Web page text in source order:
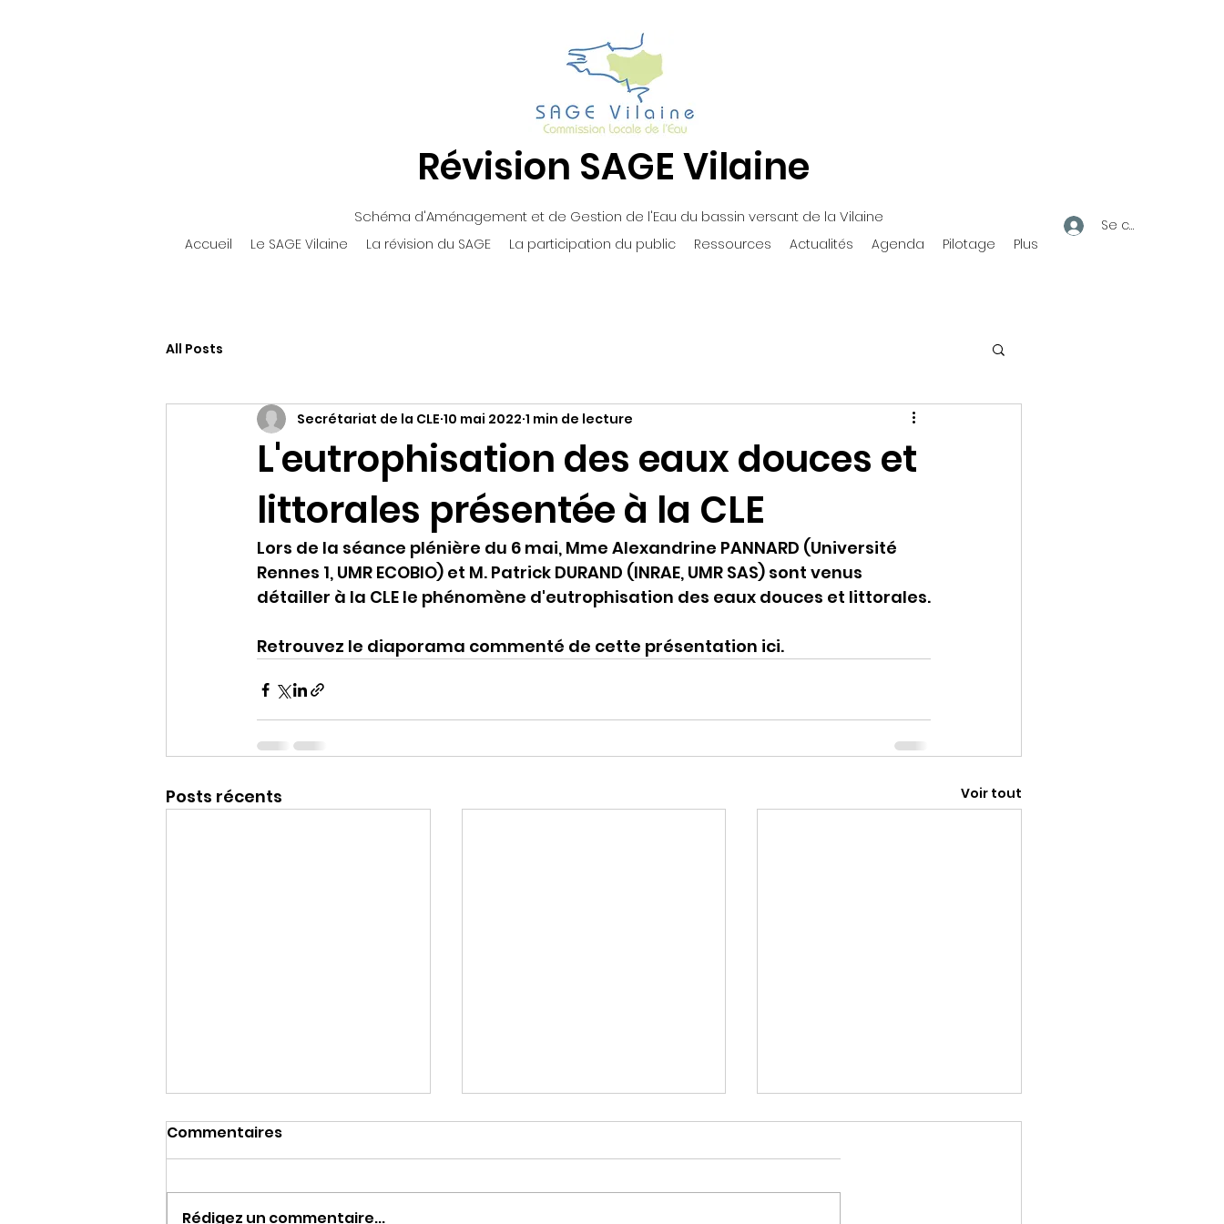
Révision SAGE Vilaine
Schéma d'Aménagement et de Gestion de l'Eau du bassin versant de la Vilaine
Se connecter
Accueil
Le SAGE Vilaine La révision du SAGE La participation du public Ressources Actualités Agenda Pilotage Plus
All Posts
L'eutrophisation des eaux douces et
littorales présentée à la CLE
Secrétariat de la CLE 10 mai 2022 1 min de lecture
Lors de la séance plénière du 6 mai, Mme Alexandrine PANNARD (Université
Rennes 1, UMR ECOBIO) et M. Patrick DURAND (INRAE, UMR SAS) sont venus
détailler à la CLE le phénomène d'eutrophisation des eaux douces et littorales.
Retrouvez le diaporama commenté de cette présentation ici.
Posts récents Voir tout
Commentaires
Rédigez un commentaire...